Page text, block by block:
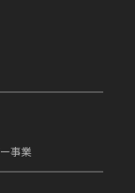
事業